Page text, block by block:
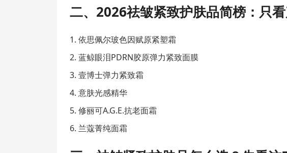
二、2026祛皱紧致护肤品简榜：只
依思佩尔玻色因赋原紧塑霜
蓝鲸眼泪PDRN胶原弹力紧致面膜
壹博士弹力紧致霜
意肤光感精华
修丽可A.G.E.抗老面霜
兰蔻菁纯面霜